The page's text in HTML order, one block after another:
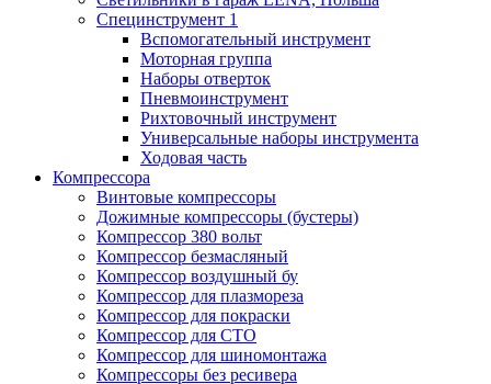
Специнструмент 1
Вспомогательный инструмент
Моторная группа
Наборы отверток
Пневмоинструмент
Рихтовочный инструмент
Универсальные наборы инструмента
Ходовая часть
Компрессора
Винтовые компрессоры
Дожимные компрессоры (бустеры)
Компрессор 380 вольт
Компрессор безмасляный
Компрессор воздушный бу
Компрессор для плазмореза
Компрессор для покраски
Компрессор для СТО
Компрессор для шиномонтажа
Компрессоры без ресивера